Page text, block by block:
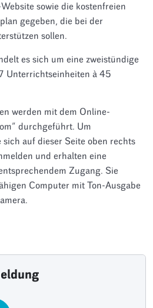
sowie die kostenfreien
gegeben, die bei der
sollen.
es sich um eine zweistündige
Unterrichtseinheiten à 45
werden mit dem Online-
durchgeführt. Um
auf dieser Seite oben rechts
und erhalten eine
Zugang. Sie
Computer mit Ton-Ausgabe